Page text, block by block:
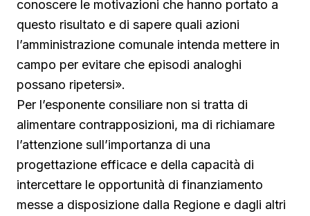
conoscere le motivazioni che hanno portato a
questo risultato e di sapere quali azioni
l’amministrazione comunale intenda mettere in
campo per evitare che episodi analoghi
possano ripetersi».
Per l’esponente consiliare non si tratta di
alimentare contrapposizioni, ma di richiamare
l’attenzione sull’importanza di una
progettazione efficace e della capacità di
intercettare le opportunità di finanziamento
messe a disposizione dalla Regione e dagli altri